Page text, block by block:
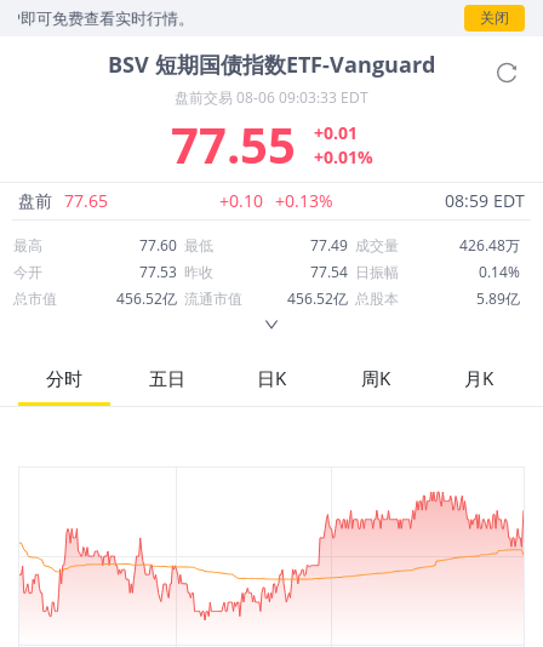
免费查看实时行情。 关闭
BSV 短期国债指数ETF-Vanguard
盘前交易 08-06 09:03:33 EDT
77.55
+0.01
+0.01%
盘前 77.65 +0.10 +0.13% 08:59 EDT
最高 77.60 最低 77.49 成交量
426.48万
今开
77.53 昨收 77.54 日振幅
0.14%
总市值
456.52亿 流通市值 456.52亿 总股本
5.89亿
52周最高
79.32 市盈率
1,003.75
股息
分时 五日 日K 周K 月K